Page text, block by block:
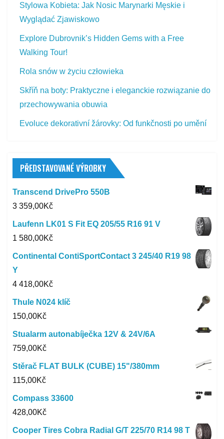
Stylowa Kobieta: Jak Nosic Marynarki Męskie i
Wyglądać Zjawiskowo
Explore Dubrovnik’s Hidden Gems with a Free
Walking Tour!
Rola snów w życiu człowieka
Skříň na boty: Praktyczne i eleganckie rozwiązanie do
przechowywania obuwia
Evoluce dekorativní žárovky: Od funkčnosti po umění
PŘEDSTAVOVANÉ VÝROBKY
Transcend DrivePro 550B
3 359,00Kč
Laufenn LK01 S Fit EQ 205/55 R16 91 V
1 580,00Kč
Continental ContiSportContact 3 245/40 R19 98
Y
4 418,00Kč
Thule N024 klíč
150,00Kč
Stualarm autonabíječka 12V & 24V/6A
759,00Kč
Stěrač FLAT BULK (CUBE) 15"/380mm
115,00Kč
Compass 33600
428,00Kč
Cooper Tires Cobra Radial G/T 225/70 R14 98 T